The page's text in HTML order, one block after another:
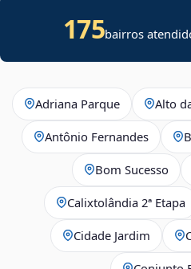
175bairros
Adriana Parque Alto
Antônio Fernandes
Bom Sucesso
Calixtolândia 2ª Etapa
Cidade Jardim